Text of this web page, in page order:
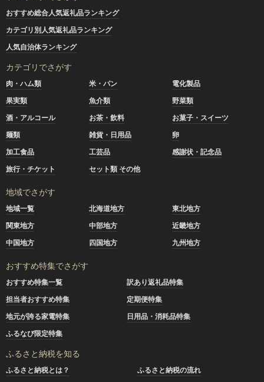
おすすめ総合人気返礼品ランキング
カテゴリ別人気返礼品ランキング
人気自治体ランキング
カテゴリでさがす
肉・ハム類 米・パン
電化製品
果実類
魚介類
野菜類
酒・アルコール
お茶・飲料
お菓子・スイーツ
麺類
雑貨・日用品
卵
加工食品
工芸品
感謝状・記念品
旅行・チケット
セット類 その他
地域でさがす
地域一覧 北海道地方
東北地方
関東地方
中部地方
近畿地方
中国地方
四国地方 九州地方
おすすめ特集でさがす
おすすめ特集一覧
訳あり返礼品特集
担当者おすすめ特集
定期便特集
地元が誇る家電特集
日用品・消耗品特集
ふるなび限定特集
ふるさと納税を知る
ふるさと納税とは？
ふるさと納税の流れ